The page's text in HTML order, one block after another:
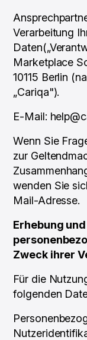
Verarbeitung
Marketplace
10115 Berlin
„Cariqa").
E-Mail:
Wenn Sie
zur
wenden Sie
Mail-Adresse.
Erhebung
Zweck ihrer
Für die
folgenden